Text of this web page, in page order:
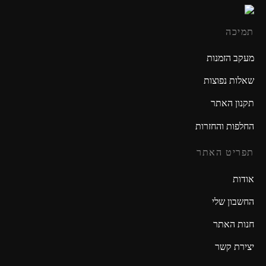
תמיכה
מעקב הזמנות
שאלות נפוצות
תקנון האתר
החלפות והחזרות
תפריט האתר
אודות
החשבון שלי
חנות האתר
יצירת קשר